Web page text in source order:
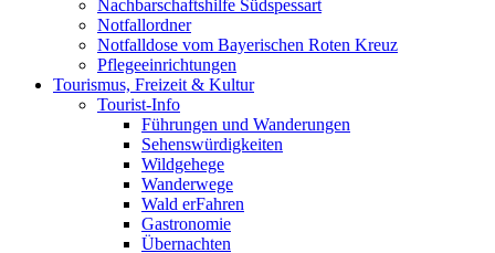
Nachbarschaftshilfe Südspessart
Notfallordner
Notfalldose vom Bayerischen Roten Kreuz
Pflegeeinrichtungen
Tourismus, Freizeit & Kultur
Tourist-Info
Führungen und Wanderungen
Sehenswürdigkeiten
Wildgehege
Wanderwege
Wald erFahren
Gastronomie
Übernachten